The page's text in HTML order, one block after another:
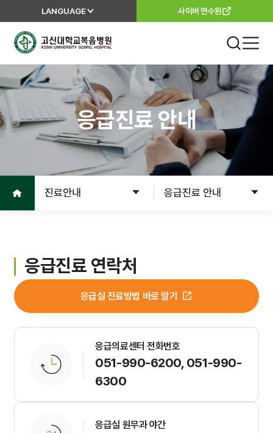
LANGUAGE 사이버 연수원
진료 안내
진료과
외래진료
진료안내
진료절차
진료의뢰서
입원수속
입원생활
퇴원수속
응급진료
응급진료 안내
진료안내 응급진료 안내
응급진료 연락처
응급실 진료방법 바로 알기
응급의료센터 전화번호
051-990-6200, 051-990-
6300
응급실 원무과 야간